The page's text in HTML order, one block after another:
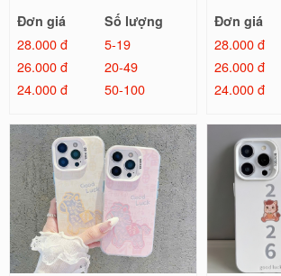
Đơn giá
Số lượng
28.000 đ
5-19
26.000 đ
20-49
24.000 đ
50-100
Đơn giá
28.000 đ
26.000 đ
24.000 đ